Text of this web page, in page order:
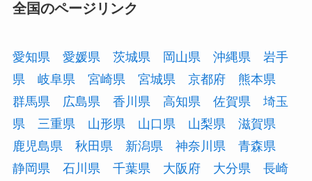
全国のページリンク
愛知県 愛媛県 茨城県 岡山県 沖縄県
岩手
県
岐阜県 宮崎県 宮城県 京都府
熊本県
群馬県
広島県 香川県 高知県 佐賀県
埼玉
県
三重県 山形県 山口県 山梨県
滋賀県
鹿児島県
秋田県 新潟県 神奈川県
青森県
静岡県
石川県 千葉県 大阪府 大分県
長崎